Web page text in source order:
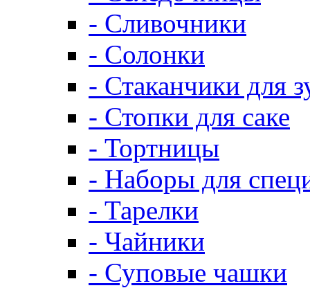
- Сливочники
- Солонки
- Стаканчики для
- Стопки для саке
- Тортницы
- Наборы для
- Тарелки
- Чайники
- Суповые чашки